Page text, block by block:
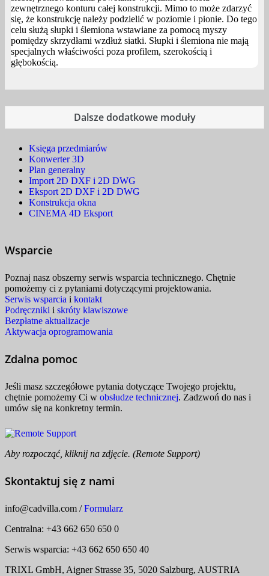
zewnętrznego konturu całej konstrukcji. Mimo to może zdarzyć
się, że konstrukcję należy podzielić w poziomie i pionie. Do tego
celu służą słupki i ślemiona wstawiane za pomocą myszy
pomiędzy skrzydłami wzdłuż siatki. Słupki i ślemiona nie mają
specjalnych właściwości poza profilem, szerokością i
głębokością.
Dalsze dodatkowe moduły
Księga przedmiarów
Konwerter 3D
Plan generalny
Import 2D DXF i 2D DWG
Eksport 2D DXF i 2D DWG
Konstrukcja okna
CINEMA 4D Eksport
Wsparcie
Poznaj nasz obszerny serwis wsparcia technicznego. Chętnie
pomożemy ci z pytaniami dotyczącymi projektowania.
Serwis wsparcia i kontakt
Podręczniki i skróty klawiszowe
Bezpłatne aktualizacje
Aktywacja oprogramowania
Zdalna pomoc
Jeśli masz szczegółowe pytania dotyczące Twojego projektu,
chętnie pomożemy Ci w obsłudze technicznej. Zadzwoń do nas i
umów się na konkretny termin.
Aby rozpocząć, kliknij na zdjęcie. (Remote Support)
Skontaktuj się z nami
info@cadvilla.com /Formularz
Centralna: +43 662 650 650 0
Serwis wsparcia: +43 662 650 650 40
TRIXL GmbH, Aigner Strasse 35, 5020 Salzburg, AUSTRIA